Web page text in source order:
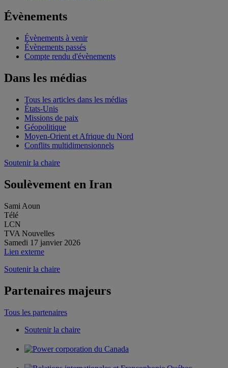
Évènements
Évènements à venir
Évènements passés
Compte rendu d'évènements
Dans les médias
Tous les articles dans les médias
États-Unis
Missions de paix
Géopolitique
Moyen-Orient et Afrique du Nord
Conflits multidimensionnels
Soutenir la chaire
Soulèvement en Iran
Sami Aoun
Télé
LCN
TVA Nouvelles
Samedi 17 janvier 2026
Lien externe
Soutenir la chaire
Partenaires majeurs
Tous les partenaires
Soutenir la chaire